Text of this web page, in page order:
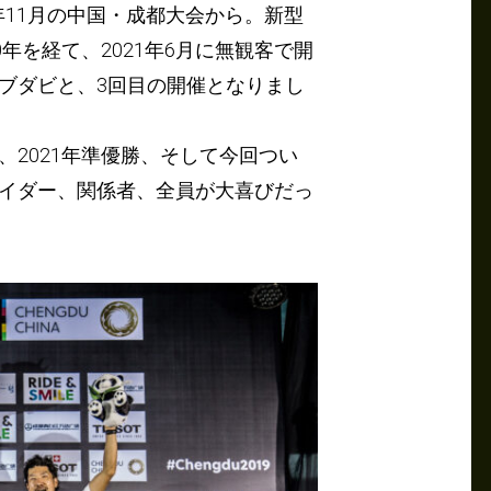
月の中国・成都大会から。新型
を経て、2021年6月に無観客で開
ダビと、3回目の開催となりまし
2021年準優勝、そして今回つい
ダー、関係者、全員が大喜びだっ